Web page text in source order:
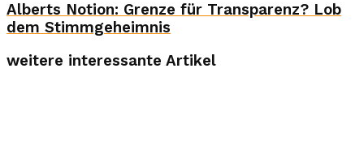
Alberts Notion: Grenze für Transparenz? Lob
dem Stimmgeheimnis
weitere interessante Artikel